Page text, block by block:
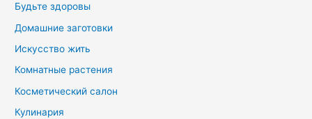
Будьте здоровы
Домашние заготовки
Искусство жить
Комнатные растения
Косметический салон
Кулинария